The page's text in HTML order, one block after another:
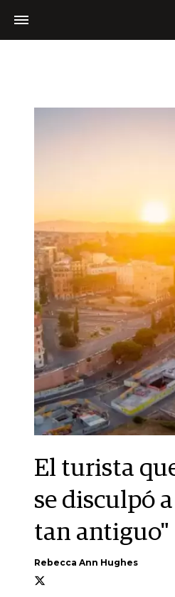
El turista
se disculpó
tan antiguo"
Rebecca Ann Hughes